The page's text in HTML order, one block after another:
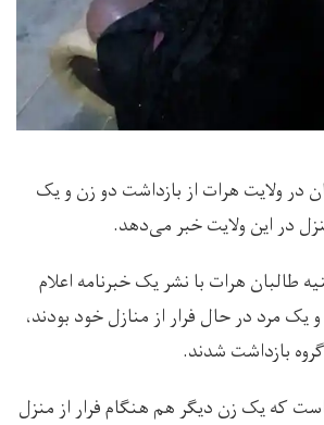
در ولایت هرات از بازداشت دو زن و یک
در این ولایت خبر می‌دهد.
طالبان هرات با نشر یک خبرنامه اعلام
مرد در حال فرار از منازل خود بودند،
بازداشت شدند.
است که یک زن دیگر هم هنگام فرار از منزل